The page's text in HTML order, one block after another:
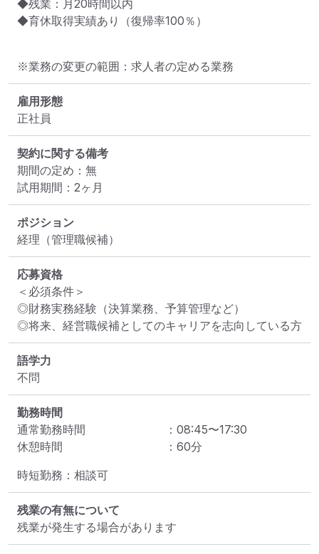
◆残業：月20時間以内
◆育休取得実績あり（復帰率100％）
※業務の変更の範囲：求人者の定める業務
雇用形態
正社員
契約に関する備考
期間の定め：無
試用期間：2ヶ月
ポジション
経理（管理職候補）
応募資格
＜必須条件＞
◎財務実務経験（決算業務、予算管理など）
◎将来、経営職候補としてのキャリアを志向している方
語学力
不問
勤務時間
通常勤務時間
： 08:45〜17:30
休憩時間
： 60分
時短勤務：相談可
残業の有無について
残業が発生する場合があります